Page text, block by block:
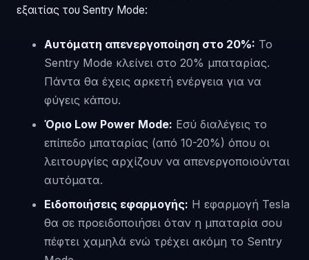
εξαιτίας του Sentry Mode:
Αυτόματη απενεργοποίηση στο 20%: Το
Sentry Mode κλείνει στο 20% μπαταρίας.
Πάντα θα έχεις αρκετή ενέργεια για να
φύγεις κάπου.
Όριο Low Power Mode: Εσύ διαλέγεις το
επίπεδο μπαταρίας (από 10-20%) όπου οι
λειτουργίες αρχίζουν να απενεργοποιούνται
αυτόματα.
Ειδοποιήσεις εφαρμογής: Η εφαρμογή Tesla
θα σε προειδοποιήσει όταν η μπαταρία σου
πέφτει χαμηλά ενώ τρέχει ακόμη το Sentry